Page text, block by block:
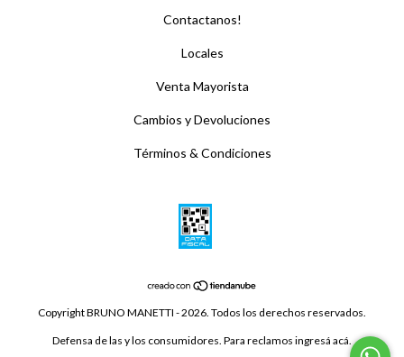
Contactanos!
Locales
Venta Mayorista
Cambios y Devoluciones
Términos & Condiciones
Copyright BRUNO MANETTI - 2026. Todos los derechos reservados.
Defensa de las y los consumidores. Para reclamos ingresá acá.